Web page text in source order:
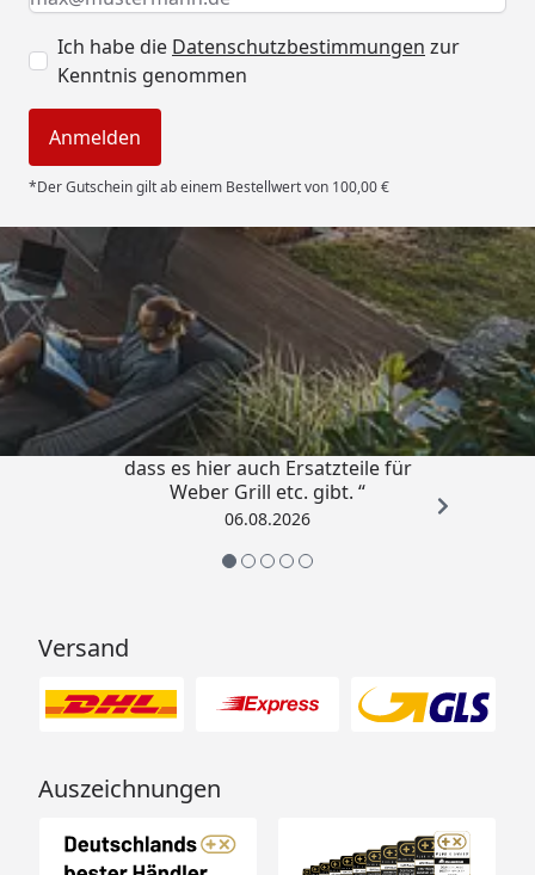
Ich habe die Datenschutzbestimmungen zur
Kenntnis genommen
Anmelden
*Der Gutschein gilt ab einem Bestellwert von 100,00 €
Trusted Shops
4,85/ 5
„Schnell und zuverlässig! Schön,
dass es hier auch Ersatzteile für
Weber Grill etc. gibt. “
06.08.2026
Versand
Auszeichnungen